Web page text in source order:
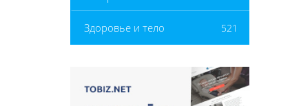
Здоровье и тело 521